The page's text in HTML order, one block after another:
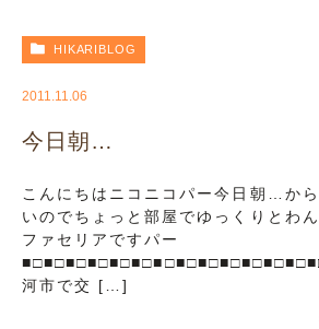
HIKARIBLOG
2011.11.06
今日朝…
こんにちはニコニコパー今日朝…か
いのでちょっと部屋でゆっくりとわ
ファセリアですパー
河市で交 […]